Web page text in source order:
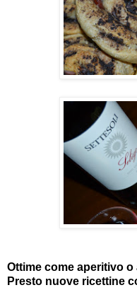
Ottime come aperitivo
Presto nuove ricettine